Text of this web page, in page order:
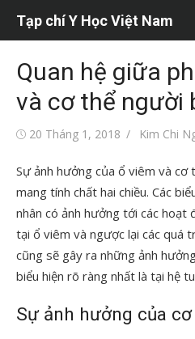
dung
Tạp chí Y Học Việt Nam
Quan hệ giữa
và cơ thể người
Đăng20 Tháng 1, 2018
Tác
Kim Chi
Sự ảnh hưởng của ổ viêm và cơ
mang tính chất hai chiều. Các
nhân có ảnh hưởng tới các hoạt
tại ổ viêm và ngược lại các quá
cũng sẽ gây ra những ảnh
biểu hiện rõ ràng nhất là tại hệ
Sự ảnh hưởng của